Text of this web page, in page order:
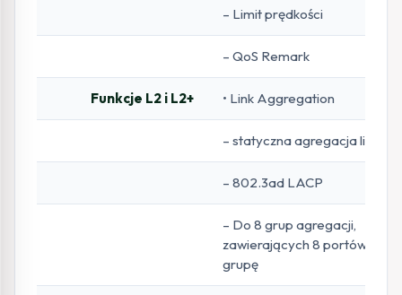
– Limit prędkości
– QoS Remark
Funkcje L2 i L2+ • Link Aggregation
– statyczna agregacja linków
– 802.3ad LACP
– Do 8 grup agregacji,
zawierających 8 portów na
grupę